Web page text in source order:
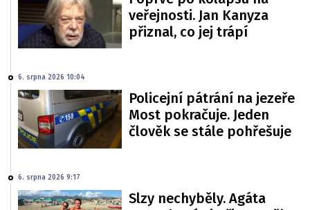
veřejnosti. Jan Kanyza
přiznal, co jej trápí
6. srpna 2026 10:04
Policejní pátrání na jezeře
Most pokračuje. Jeden
člověk se stále pohřešuje
6. srpna 2026 9:17
Slzy nechyběly. Agáta